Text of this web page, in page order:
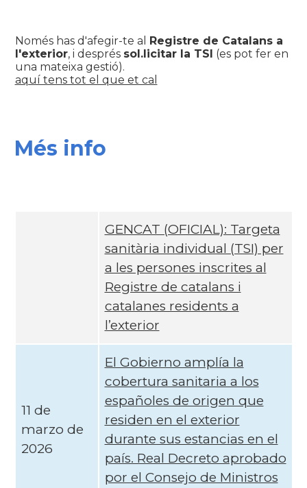
Només has d'afegir-te al Registre de Catalans a
l'exterior, i després sol.licitar la TSI (es pot fer en
una mateixa gestió).
aquí tens tot el que et cal
Més info
GENCAT (OFICIAL): Targeta
sanitària individual (TSI) per
a les persones inscrites al
Registre de catalans i
catalanes residents a
l’exterior
11 de
marzo de
2026
El Gobierno amplía la
cobertura sanitaria a los
españoles de origen que
residen en el exterior
durante sus estancias en el
país. Real Decreto aprobado
por el Consejo de Ministros